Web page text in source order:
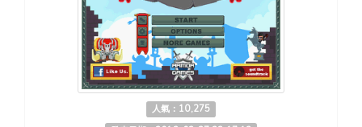
人氣：10,275